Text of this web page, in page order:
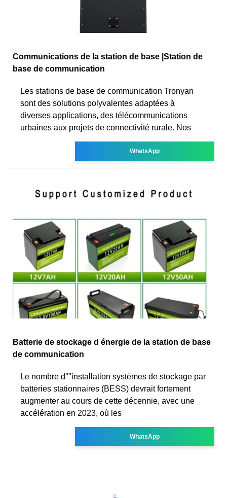
Communications de la station de base |Station de
base de communication
Les stations de base de communication Tronyan
sont des solutions polyvalentes adaptées à
diverses applications, des télécommunications
urbaines aux projets de connectivité rurale. Nos
WhatsApp
Batterie de stockage d énergie de la station de base
de communication
Le nombre d''''installation systèmes de stockage par
batteries stationnaires (BESS) devrait fortement
augmenter au cours de cette décennie, avec une
accélération en 2023, où les
WhatsApp